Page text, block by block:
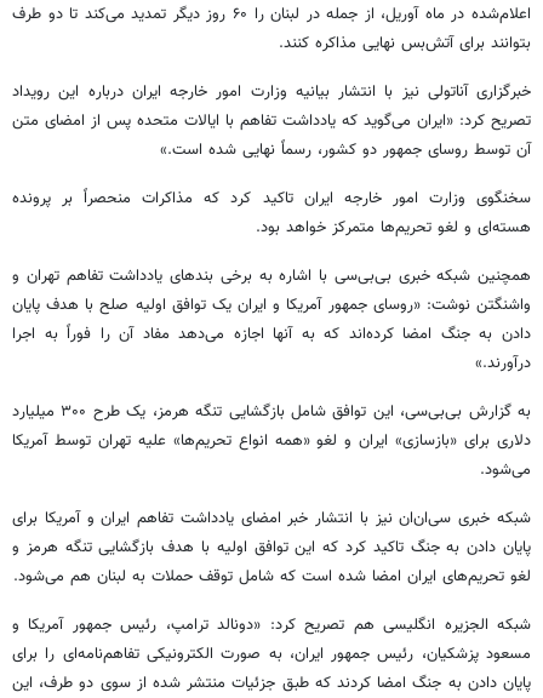
اعلام‌شده در ماه آوریل، از جمله در لبنان را ۶۰ روز دیگر تمدید می‌کند تا دو طرف
بتوانند برای آتش‌بس نهایی مذاکره کنند.
خبرگزاری آناتولی نیز با انتشار بیانیه وزارت امور خارجه ایران درباره این رویداد
تصریح کرد: «ایران می‌گوید که یادداشت تفاهم با ایالات متحده پس از امضای متن
آن توسط روسای جمهور دو کشور، رسماً نهایی شده است.»
سخنگوی وزارت امور خارجه ایران تاکید کرد که مذاکرات منحصراً بر پرونده
هسته‌ای و لغو تحریم‌ها متمرکز خواهد بود.
همچنین شبکه خبری بی‌بی‌سی با اشاره به برخی بندهای یادداشت تفاهم تهران و
واشنگتن نوشت: «روسای جمهور آمریکا و ایران یک توافق اولیه صلح با هدف پایان
دادن به جنگ امضا کرده‌اند که به آنها اجازه می‌دهد مفاد آن را فوراً به اجرا
درآورند.»
به گزارش بی‌بی‌سی، این توافق شامل بازگشایی تنگه هرمز، یک طرح ۳۰۰ میلیارد
دلاری برای «بازسازی» ایران و لغو «همه انواع تحریم‌ها» علیه تهران توسط آمریکا
می‌شود.
شبکه خبری سی‌ان‌ان نیز با انتشار خبر امضای یادداشت تفاهم ایران و آمریکا برای
پایان دادن به جنگ تاکید کرد که این توافق اولیه با هدف بازگشایی تنگه هرمز و
لغو تحریم‌های ایران امضا شده است که شامل توقف حملات به لبنان هم می‌شود.
شبکه الجزیره انگلیسی هم تصریح کرد: «دونالد ترامپ، رئیس جمهور آمریکا و
مسعود پزشکیان، رئیس جمهور ایران، به صورت الکترونیکی تفاهم‌نامه‌ای را برای
پایان دادن به جنگ امضا کردند که طبق جزئیات منتشر شده از سوی دو طرف، این